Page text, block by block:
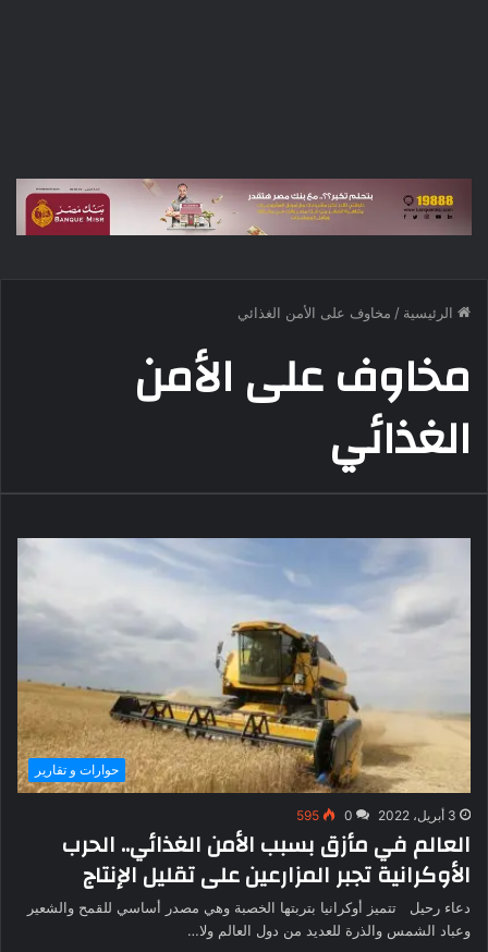
الرئيسية / مخاوف على الأمن الغذائي
مخاوف على الأمن
الغذائي
حوارات و تقارير
3 أبريل، 2022 0
595
العالم في مأزق بسبب الأمن الغذائي.. الحرب
الأوكرانية تجبر المزارعين على تقليل الإنتاج
دعاء رحيل تتميز أوكرانيا بتربتها الخصبة وهي مصدر أساسي للقمح والشعير
وعباد الشمس والذرة للعديد من دول العالم ولا…